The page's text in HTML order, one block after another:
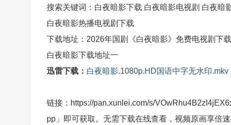
搜索关键词：白夜暗影下载 白夜暗影电视剧 白夜暗
白夜暗影热播电视剧下载
下载地址：2026年国剧《白夜暗影》免费电视剧下载
白夜暗影下载地址一
迅雷下载： 白夜暗影.1080p.HD国语中字无水印.mkv
链接：https://pan.xunlei.com/s/
pp」即可获取。无需下载在线查看，视频原画享倍